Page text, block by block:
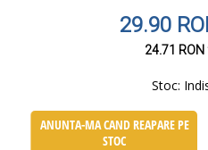
29.90
24.71 RON
Stoc:
ANUNTA-MA CAND REAPARE PE
STOC